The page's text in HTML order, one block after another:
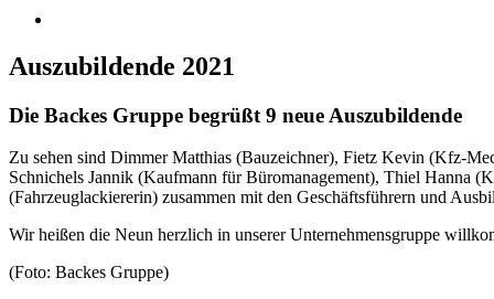
Auszubildende 2021
Die Backes Gruppe begrüßt 9 neue Auszubildende
Zu sehen sind Dimmer Matthias (Bauzeichner), Fietz Kevin (Kfz-
Schnichels Jannik (Kaufmann für Büromanagement), Thiel Hanna
(Fahrzeuglackiererin) zusammen mit den Geschäftsführern und
Wir heißen die Neun herzlich in unserer Unternehmensgruppe
(Foto: Backes Gruppe)